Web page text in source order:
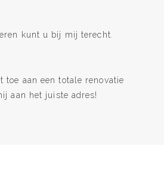
kunt u bij mij terecht.
toe aan een totale renovatie
aan het juiste adres!